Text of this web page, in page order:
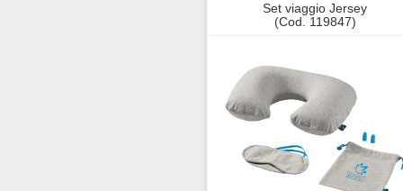
Set viaggio Jersey
(Cod. 119847)